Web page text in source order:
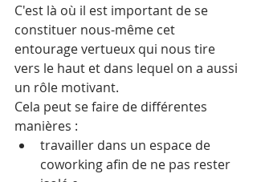
C'est là où il est important de se
constituer nous-même cet
entourage vertueux qui nous tire
vers le haut et dans lequel on a aussi
un rôle motivant.
Cela peut se faire de différentes
manières :
travailler dans un espace de
coworking afin de ne pas rester